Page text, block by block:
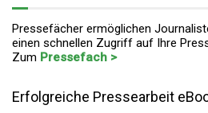
Pressefächer ermöglichen
einen schnellen Zugriff auf Ihre
Zum Pressefach >
Erfolgreiche Pressearbeit